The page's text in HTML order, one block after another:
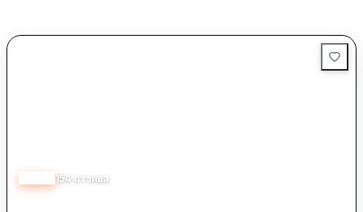
154 отзива